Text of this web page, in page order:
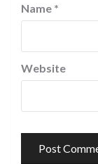
Name *
Website